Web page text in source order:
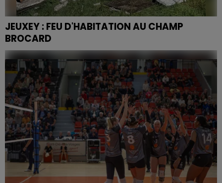
JEUXEY : FEU D'HABITATION AU CHAMP
BROCARD